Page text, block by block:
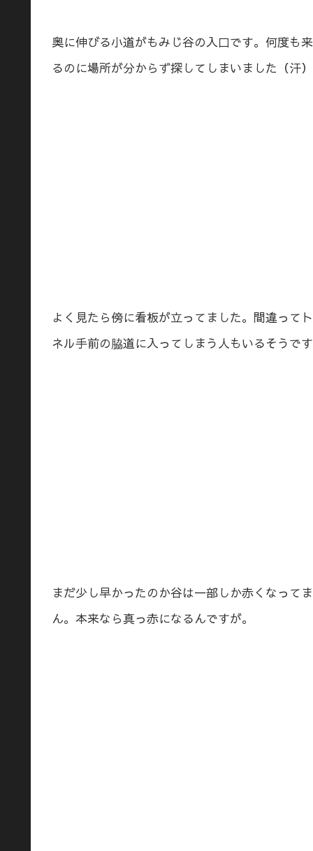
奥に伸びる小道がもみじ谷の入口です。何度も
るのに場所が分からず探してしまいました（汗）
よく見たら傍に看板が立ってました。間違って
ネル手前の脇道に入ってしまう人もいるそうで
まだ少し早かったのか谷は一部しか赤くなって
ん。本来なら真っ赤になるんですが。